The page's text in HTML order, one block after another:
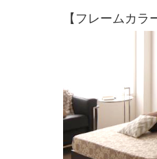
【フレームカラ